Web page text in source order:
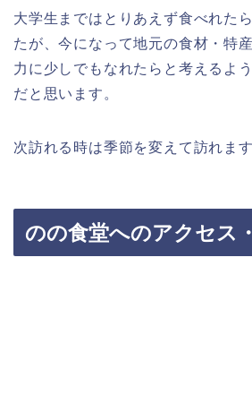
大学生まではとりあえず食べれた
たが、今になって地元の食材・特
力に少しでもなれたらと考えるよ
だと思います。
次訪れる時は季節を変えて訪れます
のの食堂へのアクセス